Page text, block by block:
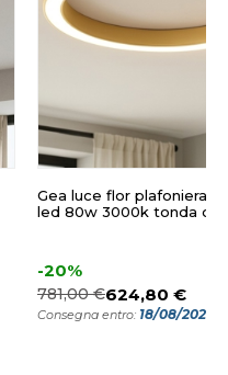
Gea luce flor plafoniera
led 80w 3000k tonda
-20%
781,00 €624,80 €
Consegna entro: 18/08/2026